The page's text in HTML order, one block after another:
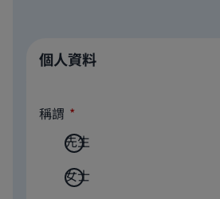
個人資料
稱謂
先生
女士